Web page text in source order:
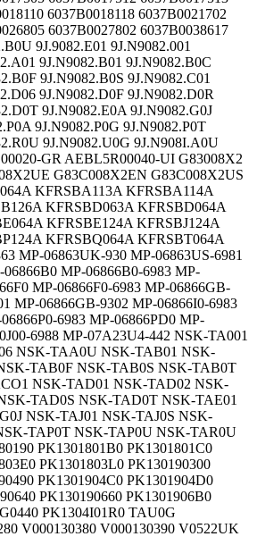
6037B0018118 6037B0021702
6037B0027802 6037B0038617
9J.9082.E01 9J.N9082.001
9J.N9082.B01 9J.N9082.B0C
9J.N9082.B0S 9J.N9082.C01
9J.N9082.D0F 9J.N9082.D0R
9J.N9082.E0A 9J.N9082.G0J
9J.N9082.P0G 9J.N9082.P0T
9J.N9082.U0G 9J.N908I.A0U
GR AEBL5R00040-UI G83008X2
G83C008X2EN G83C008X2US
KFRSBA113A KFRSBA114A
KFRSBD063A KFRSBD064A
KFRSBE124A KFRSBJ124A
KFRSBQ064A KFRSBT064A
MP-06863UK-930 MP-06863US-6981
MP-06866B0-6983 MP-
MP-06866F0-6983 MP-06866GB-
MP-06866GB-9302 MP-06866I0-6983
6983 MP-06866PD0 MP-
6988 MP-07A23U4-442 NSK-TA001
NSK-TAA0U NSK-TAB01 NSK-
TAB0F NSK-TAB0S NSK-TAB0T
NSK-TAD01 NSK-TAD02 NSK-
TAD0S NSK-TAD0T NSK-TAE01
NSK-TAJ01 NSK-TAJ0S NSK-
TAP0T NSK-TAP0U NSK-TAR0U
PK1301801B0 PK1301801C0
PK1301803L0 PK130190300
PK1301904C0 PK1301904D0
PK130190660 PK1301906B0
PK1304I01R0 TAU0G
V000130380 V000130390 V0522UK